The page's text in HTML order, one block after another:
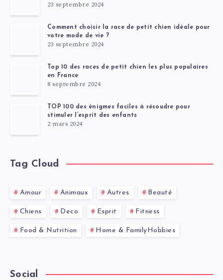
23 septembre 2024
Comment choisir la race de petit chien idéale pour
votre mode de vie ?
23 septembre 2024
Top 10 des races de petit chien les plus populaires
en France
8 septembre 2024
TOP 100 des énigmes faciles à résoudre pour
stimuler l’esprit des enfants
2 mars 2024
Tag Cloud
Amour Animaux Autres Beauté
Chiens Deco Esprit Fitness
Food & Nutrition Home & FamilyHobbies
Social